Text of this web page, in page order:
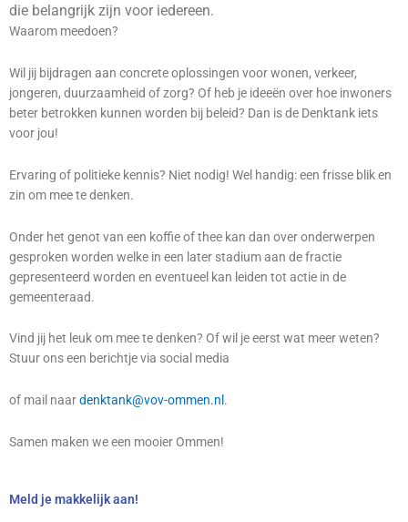
die belangrijk zijn voor iedereen.
Waarom meedoen?
Wil jij bijdragen aan concrete oplossingen voor wonen, verkeer,
jongeren, duurzaamheid of zorg? Of heb je ideeën over hoe inwoners
beter betrokken kunnen worden bij beleid? Dan is de Denktank iets
voor jou!
Ervaring of politieke kennis? Niet nodig! Wel handig: een frisse blik en
zin om mee te denken.
Onder het genot van een koffie of thee kan dan over onderwerpen
gesproken worden welke in een later stadium aan de fractie
gepresenteerd worden en eventueel kan leiden tot actie in de
gemeenteraad.
Vind jij het leuk om mee te denken? Of wil je eerst wat meer weten?
Stuur ons een berichtje via social media
of mail naardenktank@vov-ommen.nl .
Samen maken we een mooier Ommen!
Meld je makkelijk aan!